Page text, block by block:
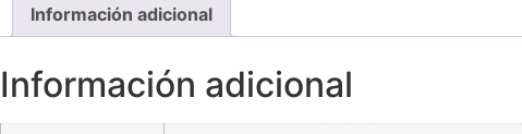
Información adicional
Información adicional